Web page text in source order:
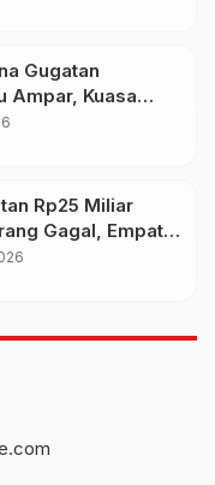
Gugatan
Ampar, Kuasa
Ikut Tergugat di
Rp25 Miliar
Gagal, Empat
di Pengadilan